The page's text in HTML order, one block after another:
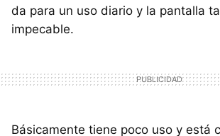
da para un uso diario y la pantalla
impecable.
Básicamente tiene poco uso y está